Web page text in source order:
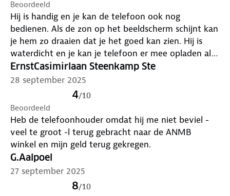
blijft volledig bruikbaar, inclusief Face ID.
Compatibel met de meeste smartphones
Geschikt voor toestellen van 4 tot 7 inch. Het
ontwerp van metaal en kunststof zorgt voor
langdurig en betrouwbaar gebruik.
Beoordeeld
Hij is handig en je kan de telefoon ook nog
bedienen. Als de zon op het beeldscherm schijnt kan
je hem zo draaien dat je het goed kan zien. Hij is
waterdicht en je kan je telefoon er mee opladen als
dat nodig is met een kabeltje. Mijn telefoon past er
percies in let dus wel op de maat van je telefoon!
ErnstCasimirlaan Steenkamp Ste
28 september 2025
4/10
Beoordeeld
Heb de telefoonhouder omdat hij me niet beviel -
veel te groot -l terug gebracht naar de ANMB
winkel en mijn geld terug gekregen.
G.Aalpoel
27 september 2025
8/10